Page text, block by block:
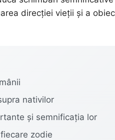
direcției vieții și a
nativilor
și semnificația lor
zodie